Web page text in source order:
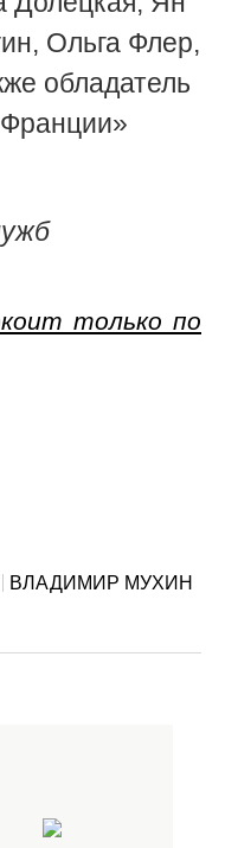
Ольга Флер,
обладатель
только по
ВЛАДИМИР МУХИН